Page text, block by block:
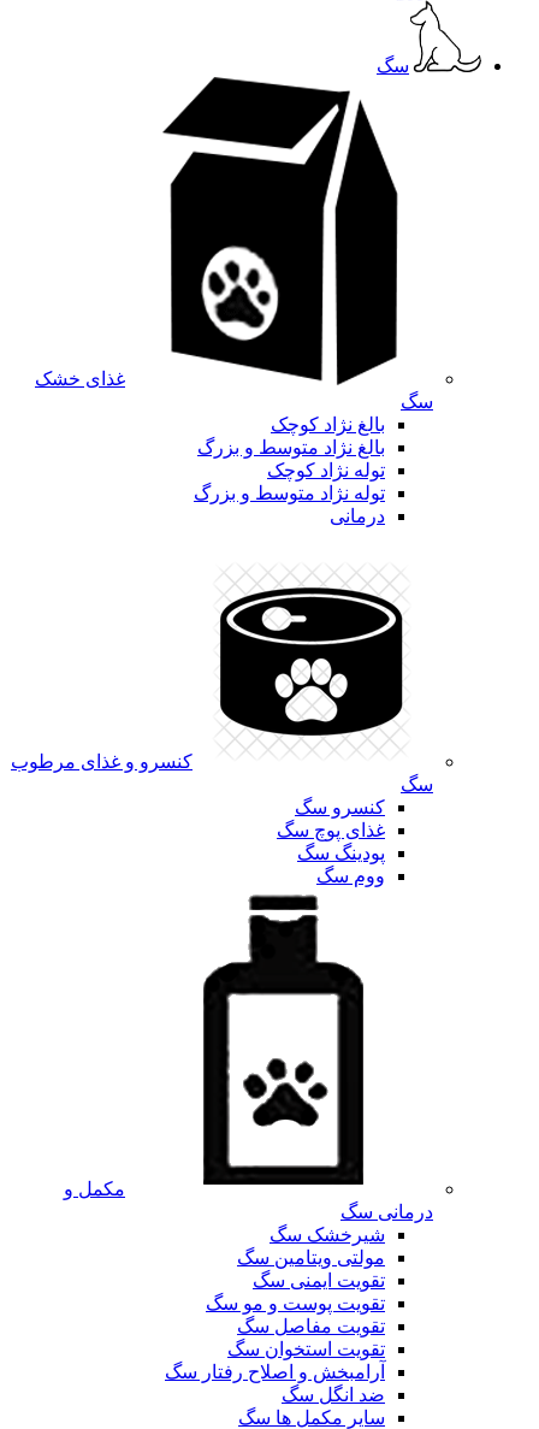
سگ
غذای خشک
سگ
بالغ نژاد کوچک
بالغ نژاد متوسط و بزرگ
توله نژاد کوچک
توله نژاد متوسط و بزرگ
درمانی
کنسرو و غذای مرطوب
سگ
کنسرو سگ
غذای پوچ سگ
پودینگ سگ
ووم سگ
مکمل و
درمانی سگ
شیرخشک سگ
مولتی ویتامین سگ
تقویت ایمنی سگ
تقویت پوست و مو سگ
تقویت مفاصل سگ
تقویت استخوان سگ
آرامبخش و اصلاح رفتار سگ
ضد انگل سگ
سایر مکمل ها سگ